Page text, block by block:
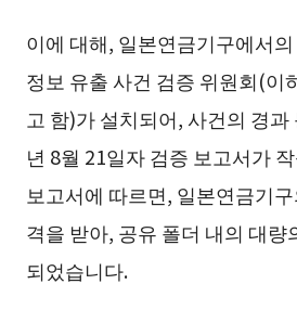
이에 대해, 일본연금기구에서
정보 유출 사건 검증 위원회(이
고 함)가 설치되어, 사건의 경
년 8월 21일자 검증 보고서가
보고서에 따르면, 일본연금기
격을 받아, 공유 폴더 내의 대량
되었습니다.